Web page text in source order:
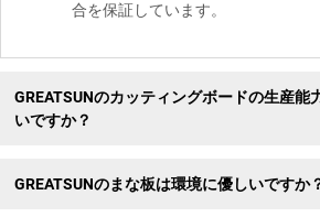
合を保証しています。
GREATSUNのカッティングボードの生産能
いですか？
GREATSUNのまな板は環境に優しいですか